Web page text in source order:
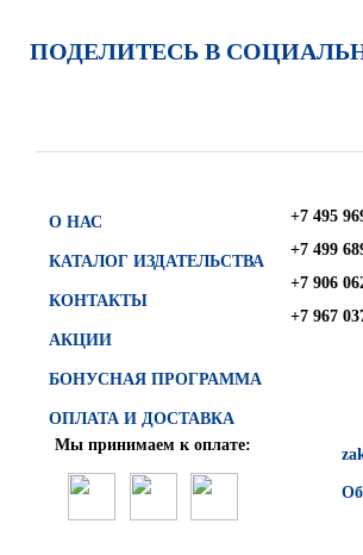
ПОДЕЛИТЕСЬ В
О НАС
КАТАЛОГ ИЗДАТЕЛЬСТВА
КОНТАКТЫ
АКЦИИ
БОНУСНАЯ ПРОГРАММА
ОПЛАТА И ДОСТАВКА
+7 495
+7 499
+7 906
+7 967
Мы принимаем к оплате: